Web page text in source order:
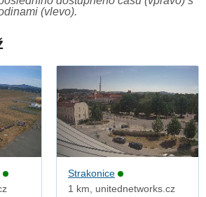
(vlevo).
Strakonice
1 km, unitednetworks.cz